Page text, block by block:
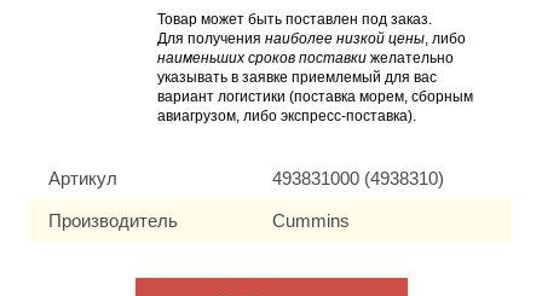
Товар может быть поставлен под заказ.
Для получения наиболее низкой цены, либо
наименьших сроков поставки желательно
указывать в заявке приемлемый для вас
вариант логистики (поставка морем, сборным
авиагрузом, либо экспресс-поставка).
Артикул 493831000 (4938310)
Производитель Cummins